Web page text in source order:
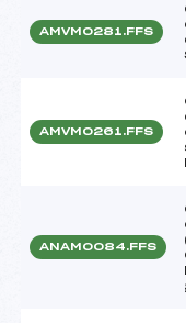
AMVM0281.FFS
AMVM0261.FFS
ANAM0084.FFS